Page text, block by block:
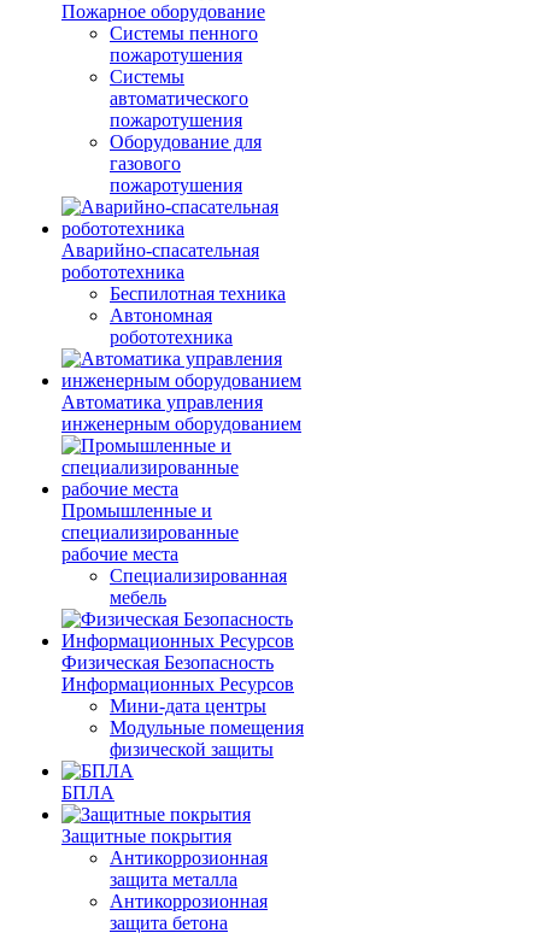
Пожарное оборудование
Системы пенного
пожаротушения
Системы
автоматического
пожаротушения
Оборудование для
газового
пожаротушения
Аварийно-спасательная
робототехника
Беспилотная техника
Автономная
робототехника
Автоматика управления
инженерным оборудованием
Промышленные и
специализированные
рабочие места
Специализированная
мебель
Физическая Безопасность
Информационных Ресурсов
Мини-дата центры
Модульные помещения
физической защиты
БПЛА
Защитные покрытия
Антикоррозионная
защита металла
Антикоррозионная
защита бетона